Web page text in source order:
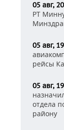
05 авг,
РТ
05 авг,
рейсы
05 авг,
отдела
району